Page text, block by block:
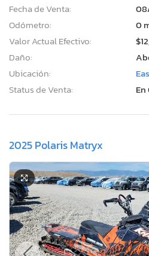
Fecha de Venta:
Odómetro:
0
Valor Actual Efectivo:
Daño:
Ubicación:
Status de Venta:
2025 Polaris Matryx